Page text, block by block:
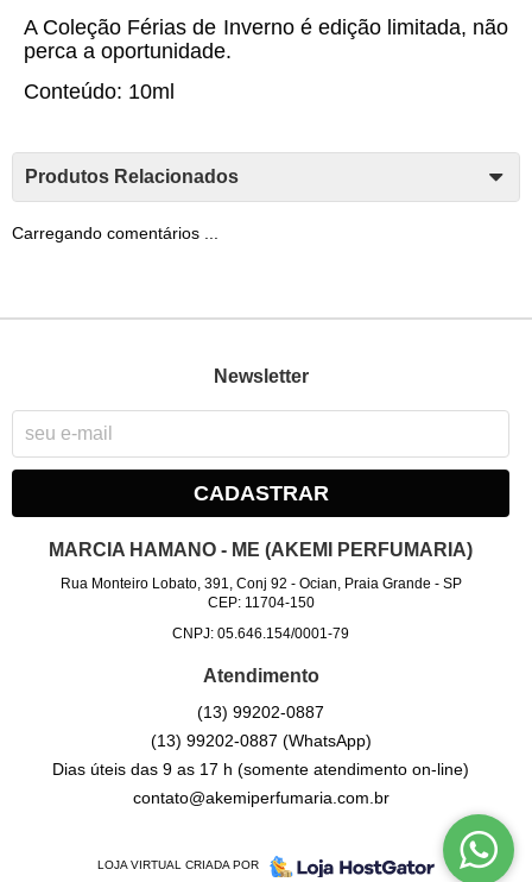
A Coleção Férias de Inverno é edição limitada, não
perca a oportunidade.
Conteúdo: 10ml
Produtos Relacionados
Carregando comentários ...
Newsletter
CADASTRAR
MARCIA HAMANO - ME (AKEMI PERFUMARIA)
Rua Monteiro Lobato, 391, Conj 92 - Ocian, Praia Grande - SP
CEP: 11704-150
CNPJ: 05.646.154/0001-79
Atendimento
(13) 99202-0887
(13) 99202-0887 (WhatsApp)
Dias úteis das 9 as 17 h (somente atendimento on-line)
contato@akemiperfumaria.com.br
LOJA VIRTUAL CRIADA POR